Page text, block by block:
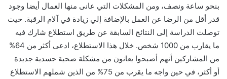
بنحو ساعة ونصف، ومن المشكلات التي عانى منها العمال أيضا وجود
قدر أقل من الرضا عن العمل بالإضافة إلي زيادة في آلام الرقبة. حيث
توصلت الدراسة إلى النتائج السابقة عن طريق استطلاع شارك فيه
ما يقارب من 1000 شخص. خلال هذا الاستطلاع، ادعى أكثر من 64%
من المشاركين أنهم أصبحوا يعانون من مشكلة صحية جسدية جديدة
أو أكثر، في حين واجه ما يقرب من 75% من الذين شملهم الاستطلاع